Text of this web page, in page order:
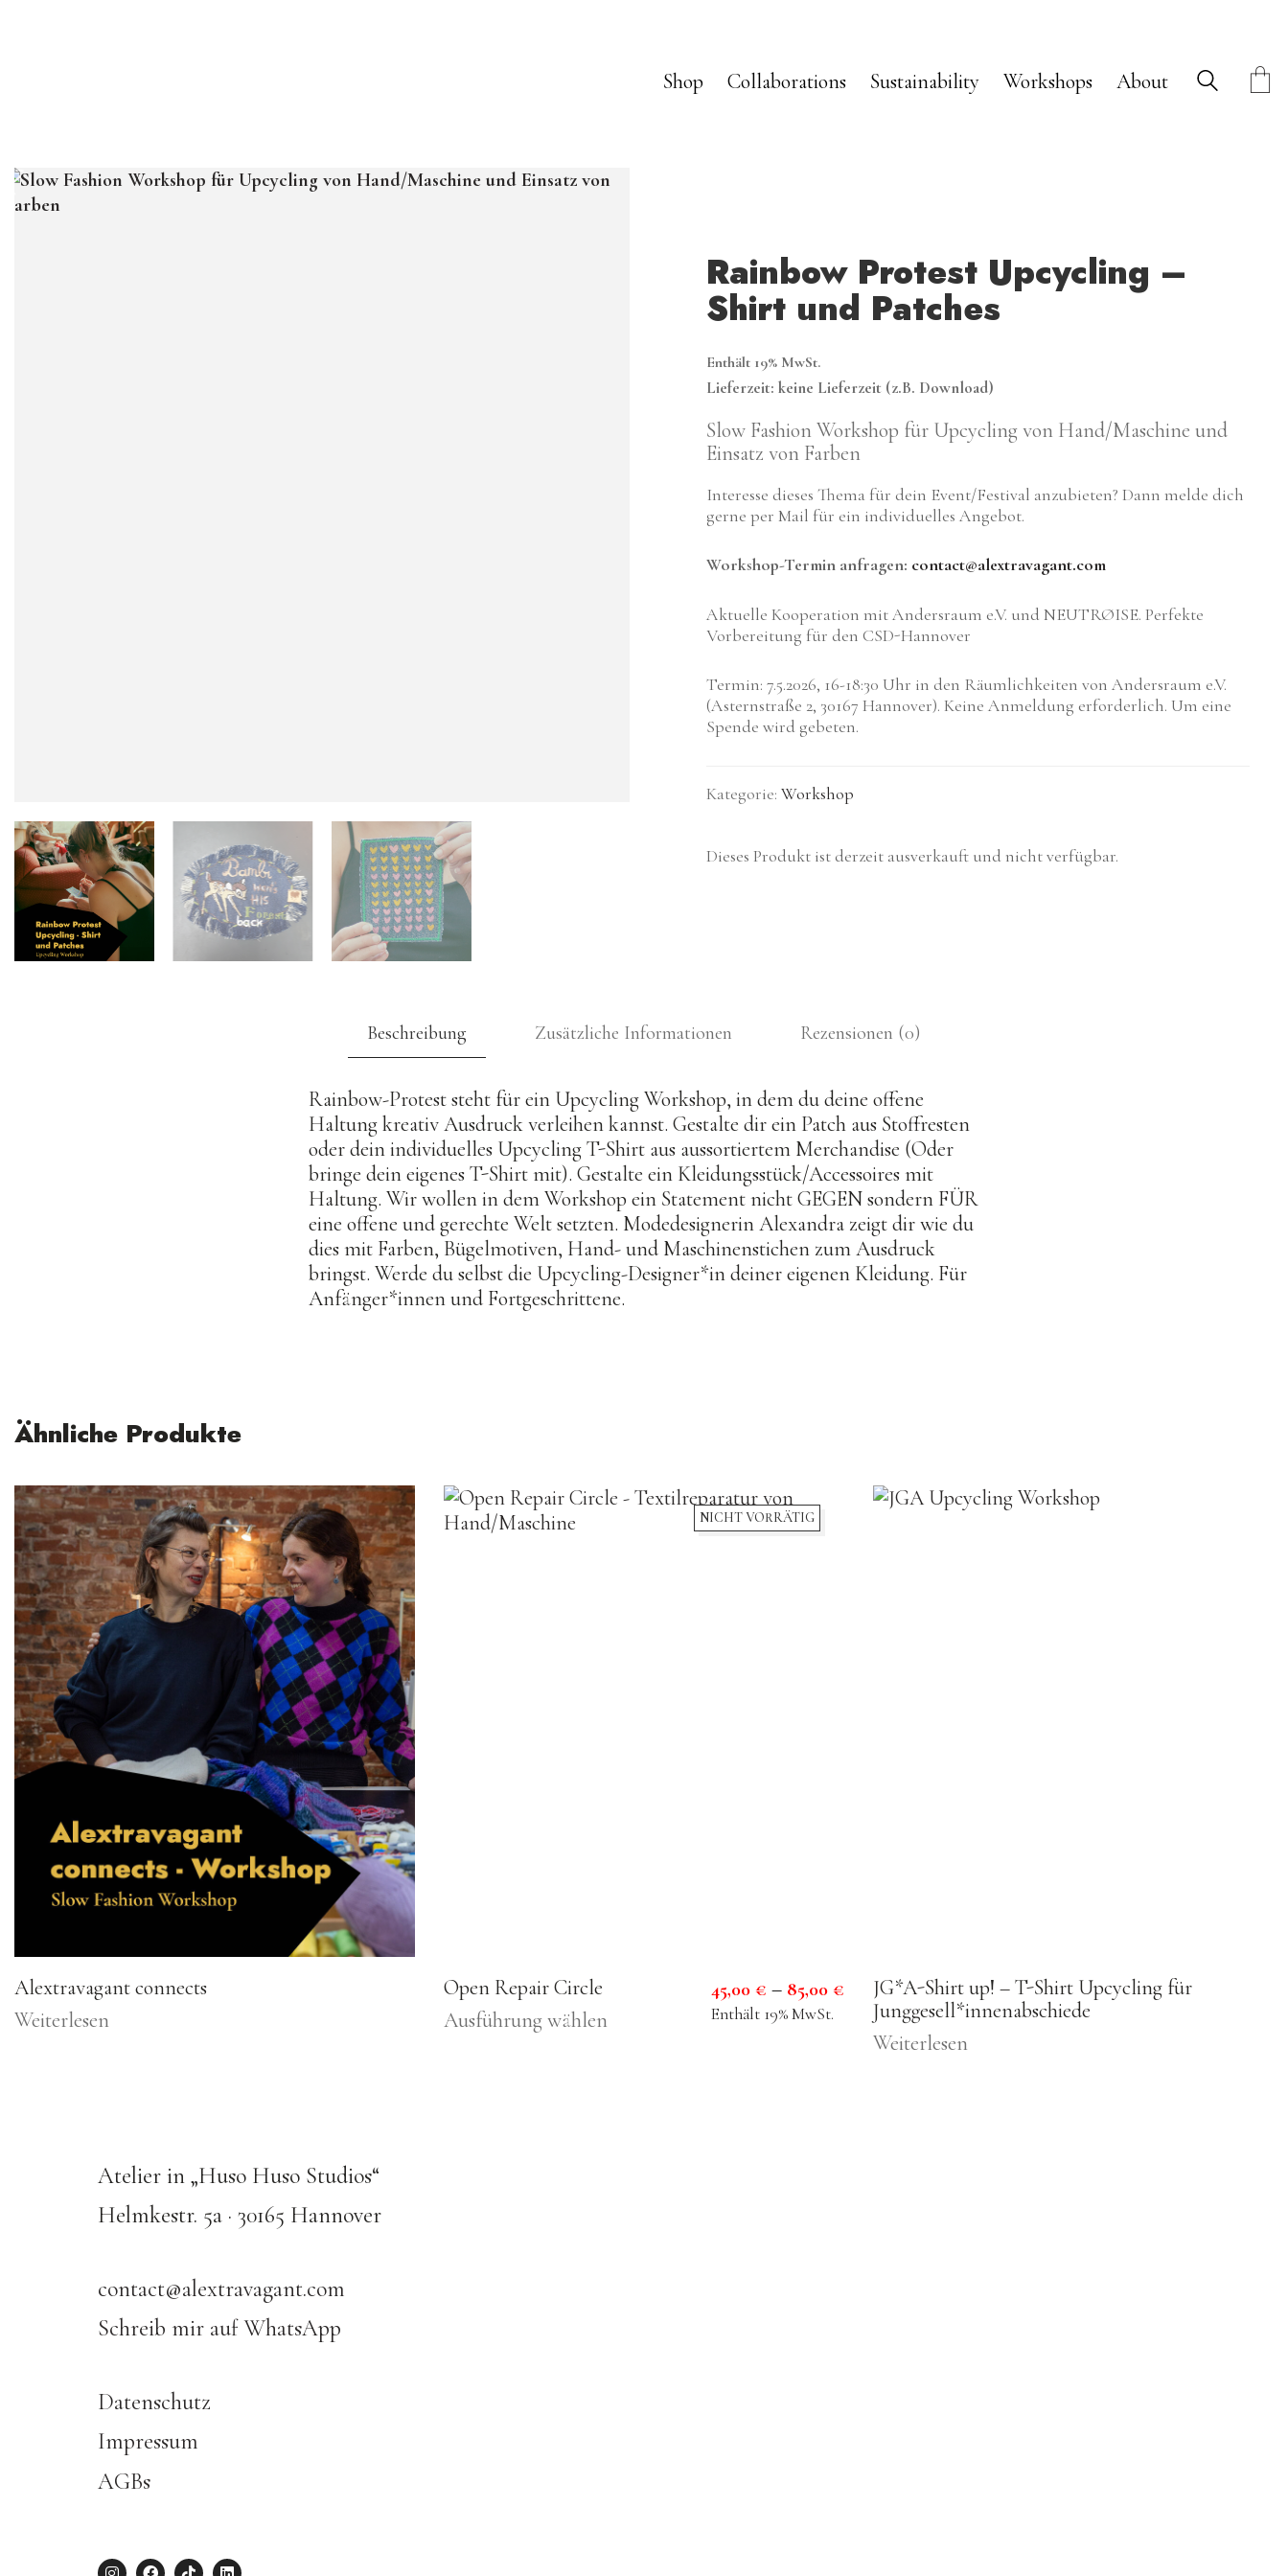
Shop Collaborations Sustainability Workshops About
Rainbow Protest Upcycling –
Shirt und Patches
Enthält 19% MwSt.
Lieferzeit: keine Lieferzeit (z.B. Download)
Slow Fashion Workshop für Upcycling von Hand/Maschine und
Einsatz von Farben
Interesse dieses Thema für dein Event/Festival anzubieten? Dann melde dich
gerne per Mail für ein individuelles Angebot.
Workshop-Termin anfragen: contact@alextravagant.com
Aktuelle Kooperation mit Andersraum e.V. und NEUTRØISE. Perfekte
Vorbereitung für den CSD-Hannover
Termin: 7.5.2026, 16-18:30 Uhr in den Räumlichkeiten von Andersraum e.V.
(Asternstraße 2, 30167 Hannover). Keine Anmeldung erforderlich. Um eine
Spende wird gebeten.
Kategorie: Workshop
Dieses Produkt ist derzeit ausverkauft und nicht verfügbar.
Beschreibung Zusätzliche Informationen Rezensionen (0)
Rainbow-Protest steht für ein Upcycling Workshop, in dem du deine offene
Haltung kreativ Ausdruck verleihen kannst. Gestalte dir ein Patch aus Stoffresten
oder dein individuelles Upcycling T-Shirt aus aussortiertem Merchandise (Oder
bringe dein eigenes T-Shirt mit). Gestalte ein Kleidungsstück/Accessoires mit
Haltung. Wir wollen in dem Workshop ein Statement nicht GEGEN sondern FÜR
eine offene und gerechte Welt setzten. Modedesignerin Alexandra zeigt dir wie du
dies mit Farben, Bügelmotiven, Hand- und Maschinenstichen zum Ausdruck
bringst. Werde du selbst die Upcycling-Designer*in deiner eigenen Kleidung. Für
Anfänger*innen und Fortgeschrittene.
Ähnliche Produkte
Alextravagant connects
Weiterlesen
NICHT VORRÄTIG
Open Repair Circle
Ausführung wählenDieses
45,00 € – 85,00 €Preisspanne:
45,00 €
Enthält 19% MwSt.
JG*A-Shirt up! – T-Shirt Upcycling für
Junggesell*innenabschiede
Weiterlesen
Atelier in „Huso Huso Studios“
Helmkestr. 5a · 30165 Hannover
contact@alextravagant.com
Schreib mir auf WhatsApp
Datenschutz
Impressum
AGBs